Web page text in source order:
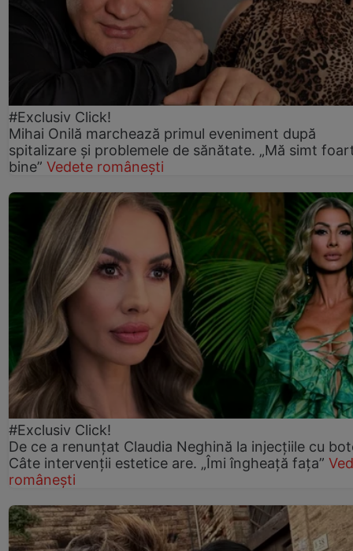
#Exclusiv Click!
Mihai Onilă marchează primul eveniment după
spitalizare și problemele de sănătate. „Mă simt
bine” Vedete românești
#Exclusiv Click!
De ce a renunțat Claudia Neghină la injecțiile cu
Câte intervenții estetice are. „Îmi îngheață fața”
românești